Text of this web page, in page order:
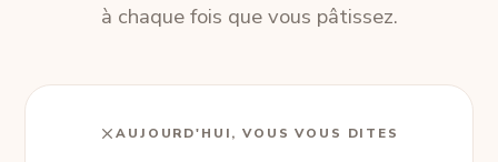
à chaque fois que vous pâtissez.
AUJOURD'HUI, VOUS VOUS DITES